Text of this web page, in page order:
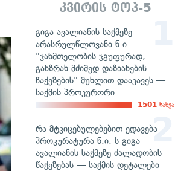
კვირის ტოპ-5
გიგა ავალიანის საქმეზე
არასრულწლოვანი ნ.ი.
"ჯანმთელობის ჯგუფურად,
განზრახ მძიმედ დაზიანების
წაქეზების" მუხლით დააკავეს —
საქმის პროკურორი
1501 ნახვა
რა მტკიცებულებებით ედავება
პროკურატურა ნ.ი.-ს გიგა
ავალიანის საქმეზე ძალადობის
წაქეზებას — საქმის დეტალები